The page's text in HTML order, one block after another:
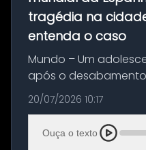
tragédia na
entenda o caso
Mundo – Um
após o
as comemorações
Mundo conquistado
Ciudad Rodrigo, na
no...
20/07/2026 10:17
Ouça o texto